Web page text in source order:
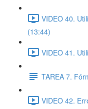
VIDEO 40.
(13:44)
VIDEO 41.
TAREA 7.
VIDEO 42.